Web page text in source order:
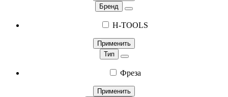
Бренд
H-TOOLS
Применить
Тип
Фреза
Применить